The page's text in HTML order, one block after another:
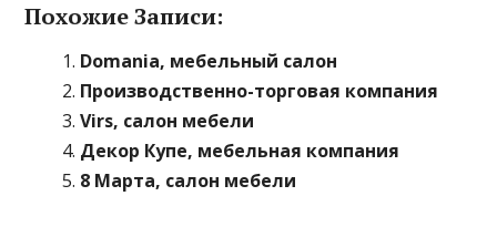
Похожие Записи:
Domania, мебельный салон
Производственно-торговая компания
Virs, салон мебели
Декор Купе, мебельная компания
8 Марта, салон мебели